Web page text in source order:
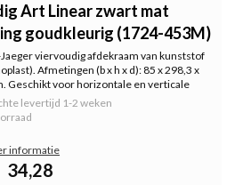
Art Linear zwart mat
goudkleurig (1724-453M)
viervoudig afdekraam van kunststof
Afmetingen (b x h x d): 85 x 298,3 x
Geschikt voor horizontale en verticale
Serie: Art Linear, kleur: zwart mat.
met decoratiering in goudkleurig.
levertijd 1-2 weken
informatie
34,28